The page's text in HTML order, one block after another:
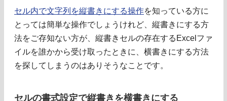
セル内で文字列を縦書きにする操作を知っている方に
とっては簡単な操作でしょうけれど、縦書きにする方
法をご存知ない方が、縦書きセルの存在するExcelファ
イルを誰かから受け取ったときに、横書きにする方法
を探してしまうのはありそうなことです。
セルの書式設定で縦書きを横書きにする